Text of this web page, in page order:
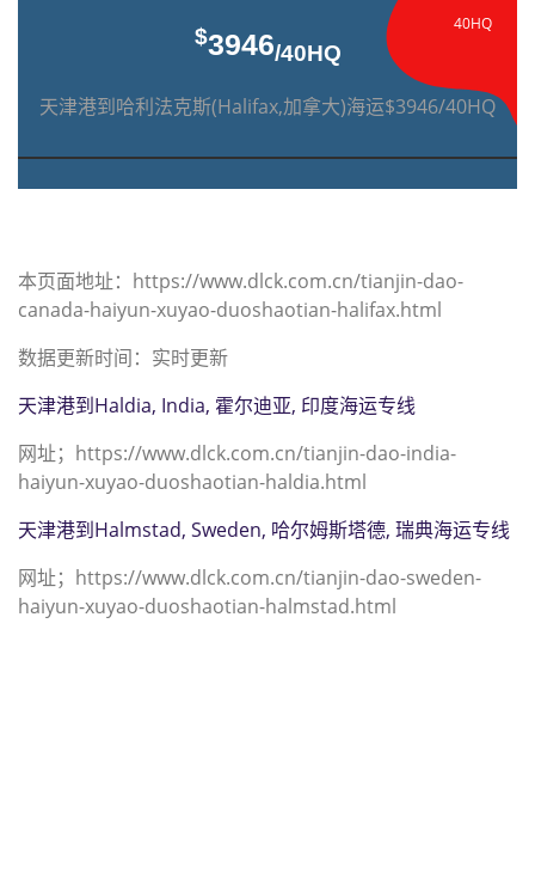
40HQ
$3946/40HQ
天津港到哈利法克斯(Halifax,加拿大)海运$3946/40HQ
本页面地址：https://www.dlck.com.cn/tianjin-dao-
canada-haiyun-xuyao-duoshaotian-halifax.html
数据更新时间：实时更新
天津港到Haldia, India, 霍尔迪亚, 印度海运专线
网址；https://www.dlck.com.cn/tianjin-dao-india-
haiyun-xuyao-duoshaotian-haldia.html
天津港到Halmstad, Sweden, 哈尔姆斯塔德, 瑞典海运专线
网址；https://www.dlck.com.cn/tianjin-dao-sweden-
haiyun-xuyao-duoshaotian-halmstad.html